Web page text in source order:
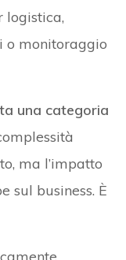
logistica,
o monitoraggio
una categoria
ma l’impatto
sul business. È